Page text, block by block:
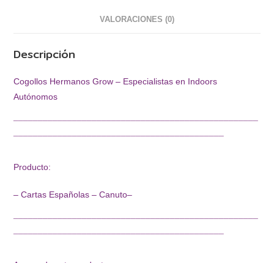
VALORACIONES (0)
Descripción
Cogollos Hermanos Grow – Especialistas en Indoors
Autónomos
¯¯¯¯¯¯¯¯¯¯¯¯¯¯¯¯¯¯¯¯¯¯¯¯¯¯¯¯¯¯¯¯¯¯¯¯¯¯¯¯¯¯¯¯¯¯¯¯¯¯
¯¯¯¯¯¯¯¯¯¯¯¯¯¯¯¯¯¯¯¯¯¯¯¯¯¯¯¯¯¯¯¯¯¯¯¯¯¯¯¯¯¯¯
Producto:
– Cartas Españolas – Canuto–
¯¯¯¯¯¯¯¯¯¯¯¯¯¯¯¯¯¯¯¯¯¯¯¯¯¯¯¯¯¯¯¯¯¯¯¯¯¯¯¯¯¯¯¯¯¯¯¯¯¯
¯¯¯¯¯¯¯¯¯¯¯¯¯¯¯¯¯¯¯¯¯¯¯¯¯¯¯¯¯¯¯¯¯¯¯¯¯¯¯¯¯¯¯